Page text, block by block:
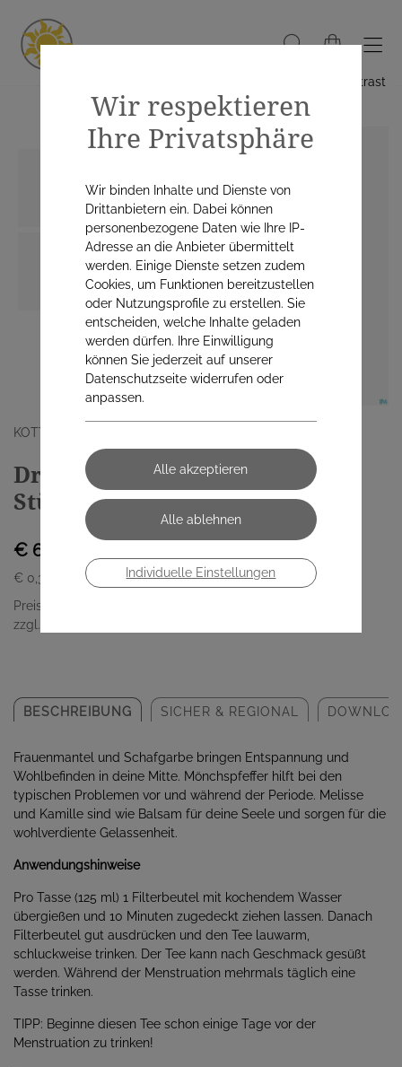
Hoher Kontrast
KOTTAS PHARMA GMBH
Dr. Kottas Tee Meine Tage 20
Stück
€ 6,55
€ 0,33
/ Stück
Preis inkl. MwSt.
zzgl. Versandkosten
BESCHREIBUNG SICHER & REGIONAL
Frauenmantel und Schafgarbe bringen Entspannung und
Wohlbefinden in deine Mitte. Mönchspfeffer hilft bei den
typischen Problemen vor und während der Periode. Melisse
und Kamille sind wie Balsam für deine Seele und sorgen für die
wohlverdiente Gelassenheit.
Anwendungshinweise
Pro Tasse (125 ml) 1 Filterbeutel mit kochendem Wasser
übergießen und 10 Minuten zugedeckt ziehen lassen. Danach
Filterbeutel gut ausdrücken und den Tee lauwarm,
schluckweise trinken. Der Tee kann nach Geschmack gesüßt
werden. Während der Menstruation mehrmals täglich eine
Tasse trinken.
TIPP: Beginne diesen Tee schon einige Tage vor der
Menstruation zu trinken!
Wir respektieren
Ihre Privatsphäre
Wir binden Inhalte und Dienste von
Drittanbietern ein. Dabei können
personenbezogene Daten wie Ihre IP-
Adresse an die Anbieter übermittelt
werden. Einige Dienste setzen zudem
Cookies, um Funktionen bereitzustellen
oder Nutzungsprofile zu erstellen. Sie
entscheiden, welche Inhalte geladen
werden dürfen. Ihre Einwilligung
können Sie jederzeit auf unserer
Datenschutzseite widerrufen oder
anpassen.
Individuelle Einstellungen